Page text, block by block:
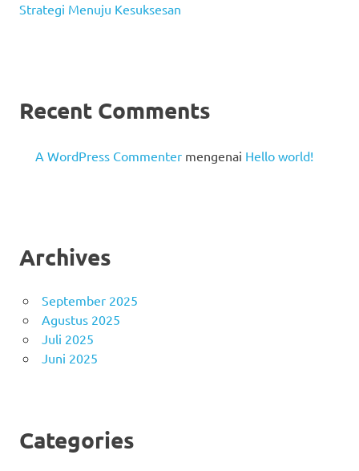
Strategi Menuju Kesuksesan
Recent Comments
A WordPress Commenter mengenai Hello world!
Archives
September 2025
Agustus 2025
Juli 2025
Juni 2025
Categories